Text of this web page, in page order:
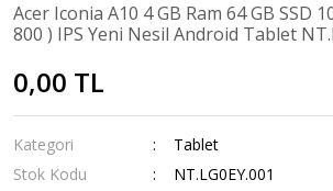
Acer Iconia A10 4 GB Ram 64 GB SSD
800 ) IPS Yeni Nesil Android Tablet
0,00 TL
Kategori
Tablet
Stok Kodu
NT.LG0EY.001